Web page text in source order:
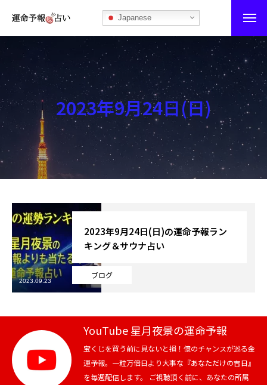
Japanese
運命予報占い
運命予報占いとは
あなたの所属部屋を探そう！
最恐の相性占い
秘伝公開！吉凶カレンダー
記事カテゴリー
ブログ
お知らせ
テニス
スポーツ
競馬
2023年9月24日(日)
ブログ
2023年9月24日(日)の運命予報ラン
キング＆サウナ占い
2023.09.23
YouTube 星月夜景の運命予報
宝くじを買う前に見ないと損！億のチャンスが巡る金
運予報。一粒万倍日より大事な『あなただけの吉日』
を毎週配信します。 ご視聴頂く前に、あなたの所属